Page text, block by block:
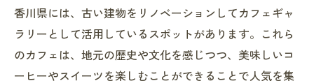
香川県には、古い建物をリノベーションしてカフェギャ
ラリーとして活用しているスポットがあります。これら
のカフェは、地元の歴史や文化を感じつつ、美味しいコ
ーヒーやスイーツを楽しむことができることで人気を集